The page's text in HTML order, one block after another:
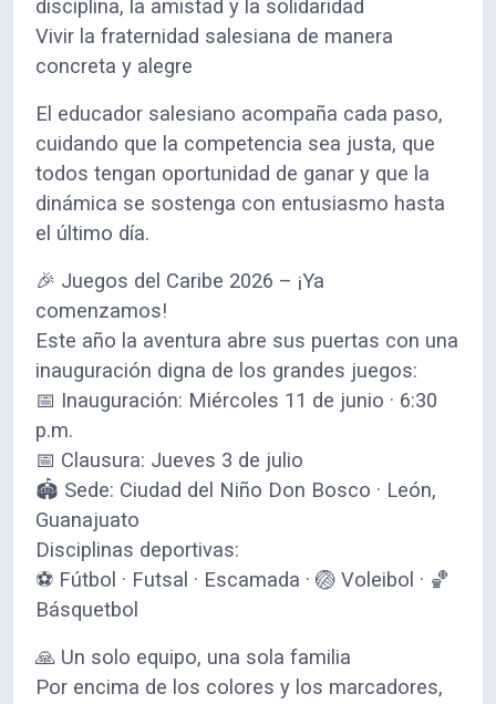
disciplina, la amistad y la solidaridad
Vivir la fraternidad salesiana de manera
concreta y alegre
El educador salesiano acompaña cada paso,
cuidando que la competencia sea justa, que
todos tengan oportunidad de ganar y que la
dinámica se sostenga con entusiasmo hasta
el último día.
🎉 Juegos del Caribe 2026 – ¡Ya
comenzamos!
Este año la aventura abre sus puertas con una
inauguración digna de los grandes juegos:
📅 Inauguración: Miércoles 11 de junio · 6:30
p.m.
📅 Clausura: Jueves 3 de julio
🏟️ Sede: Ciudad del Niño Don Bosco · León,
Guanajuato
Disciplinas deportivas:
⚽ Fútbol · Futsal · Escamada · 🏐 Voleibol · 🏀
Básquetbol
🙏 Un solo equipo, una sola familia
Por encima de los colores y los marcadores,